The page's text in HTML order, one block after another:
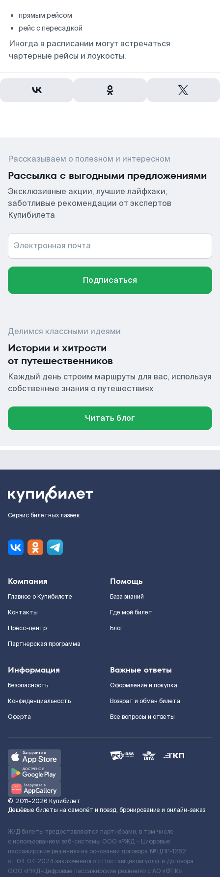
прямым рейсом
рейс с пересадкой
Иногда в расписании могут встречаться
чартерные рейсы и лоукосты.
Рассказываем о полезном и интересном
Рассылка с выгодными предложениями
Эксклюзивные акции, лучшие лайфхаки,
заботливые рекомендации от экспертов
Купибилета
Электронная почта
Подписаться
Делимся классными идеями
Истории и хитрости
от путешественников
Каждый день строим маршруты для вас, используя
собственные знания о путешествиях
Читать блог
Сервис билетных лазеек
Компания
Главное о Купибилете
Контакты
Пресс-центр
Партнерская программа
Помощь
База знаний
Где мой билет
Блог
Информация
Безопасность
Конфиденциальность
Оферта
Важные ответы
Оформление и покупка
Возврат и обмен билета
Все вопросы и ответы
© 2011–2026 Купибилет
Дешёвые билеты на самолёт и поезд, бронирование и онлайн-заказ
Ж/Д билеты предоставляются партнёрами, в том числе
с использованием веб-системы ООО «РЖД – Цифровые
пассажирские решения» на основании договора № ЦПР-1282
от 04.04.2024 заключенного с Поставщиком услуг и Договора
ООО «РЖД-Цифровые пассажирские решения» c АО «ФПК»